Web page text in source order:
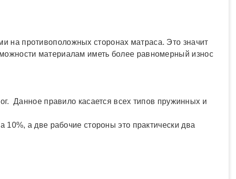
на противоположных сторонах матраса. Это значит
материалам иметь более равномерный износ
Данное правило касается всех типов пружинных и
10%, а две рабочие стороны это практически два